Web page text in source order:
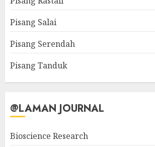
Pisang Salai
Pisang Serendah
Pisang Tanduk
@LAMAN JOURNAL
Bioscience Research